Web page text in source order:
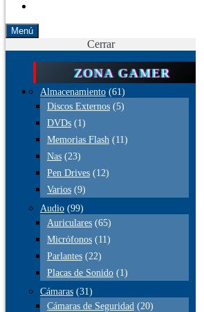
Menú
Cerrar
ZONA GAMER
Almacenamiento (61)
Discos Externos (5)
DVDs (1)
Memorias Flash (11)
Nas (23)
Pen Drives (12)
Varios (9)
Audio (99)
Auriculares (65)
Micrófonos (11)
Parlantes (22)
Placas de Sonido (1)
Cámaras (31)
Cámaras de Seguridad (20)